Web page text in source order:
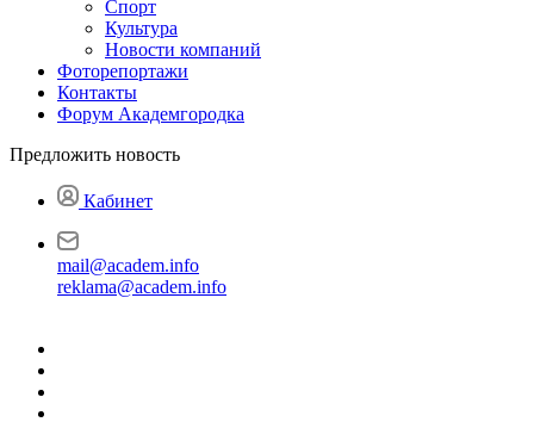
Спорт
Культура
Новости компаний
Фоторепортажи
Контакты
Форум Академгородка
Предложить новость
Кабинет
mail@academ.info
reklama@academ.info